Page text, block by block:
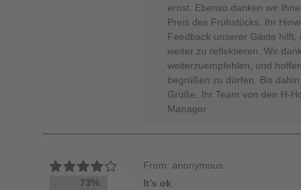
ernst. Ebenso danken wir
Preis des Frühstücks. Ihr
Feedback unserer Gäste
weiter zu reflektieren. Wir
weiterzuempfehlen, und
begrüßen zu dürfen. Bis
Grüße, Ihr Team von den H-
Manager
73%
From: anonymous
It’s ok